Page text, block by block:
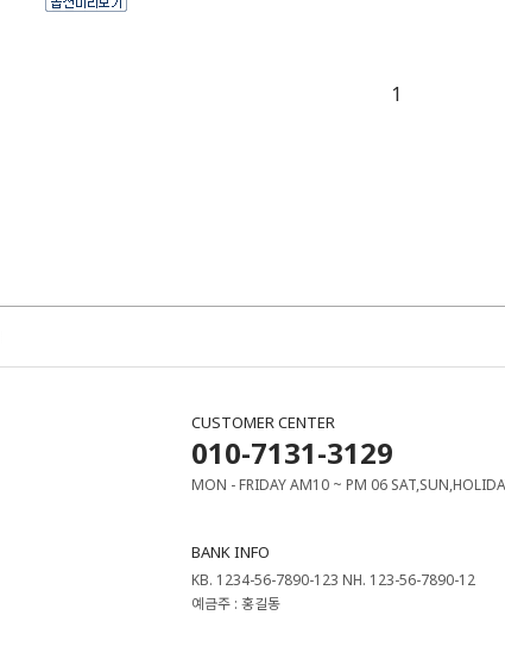
1
CUSTOMER CENTER
010-7131-3129
MON - FRIDAY AM10 ~ PM 06
BANK INFO
KB. 1234-56-7890-123 NH. 123-56-7890-12
예금주 : 홍길동